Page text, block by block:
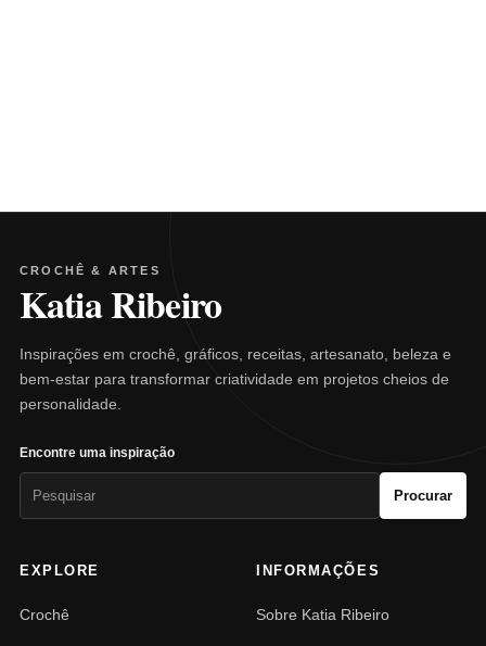
CROCHÊ & ARTES
Katia Ribeiro
Inspirações em crochê, gráficos, receitas, artesanato, beleza e
bem-estar para transformar criatividade em projetos cheios de
personalidade.
Encontre uma inspiração
Procurar
EXPLORE
Crochê
INFORMAÇÕES
Sobre Katia Ribeiro